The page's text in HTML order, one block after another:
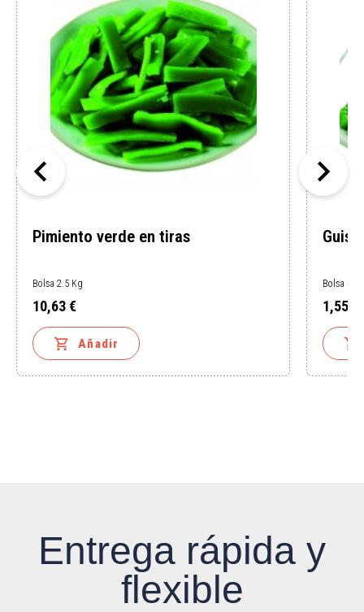
Pimiento verde en tiras
Bolsa 2.5 Kg
Precio
10,63 €
 Añadir
Bolsa 450
Precio
1,55 €

 
Entrega rápida y
flexible